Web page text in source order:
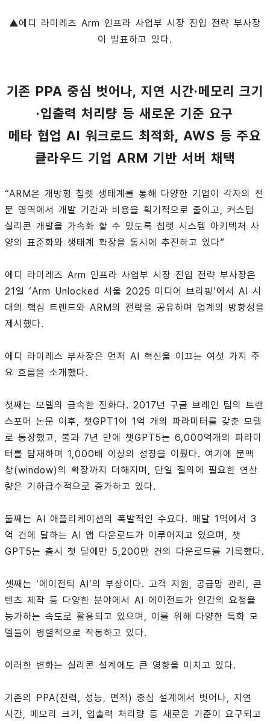
▲에디 라미레즈 Arm 인프라 사업부 시장 진입 전략 부사장
이 발표하고 있다.
기존 PPA 중심 벗어나, 지연 시간·메모리 크기
·입출력 처리량 등 새로운 기준 요구
메타 협업 AI 워크로드 최적화, AWS 등 주요
클라우드 기업 ARM 기반 서버 채택
“ARM은 개방형 칩렛 생태계를 통해 다양한 기업이 각자의 전
문 영역에서 개발 기간과 비용을 획기적으로 줄이고, 커스텀
실리콘 개발을 가속화 할 수 있도록 칩렛 시스템 아키텍처 사
양의 표준화와 생태계 확장을 통시에 추진하고 있다”
에디 라미레즈 Arm 인프라 사업부 시장 진입 전략 부사장은
21일 ‘Arm Unlocked 서울 2025 미디어 브리핑’에서 AI 시
대의 핵심 트렌드와 ARM의 전략을 공유하며 업계의 방향성을
제시했다.
에디 라미레스 부사장은 먼저 AI 혁신을 이끄는 여섯 가지 주
요 흐름을 소개했다.
첫째는 모델의 급속한 진화다. 2017년 구글 브레인 팀의 트랜
스포머 논문 이후, 챗GPT1이 1억 개의 파라미터를 갖춘 모델
로 등장했고, 불과 7년 만에 챗GPT5는 6,000억개의 파라미
터를 탑재하며 1,000배 이상의 성장을 이뤘다. 여기에 문맥
창(window)의 확장까지 더해지며, 단일 질의에 필요한 연산
량은 기하급수적으로 증가하고 있다.
둘째는 AI 애플리케이션의 폭발적인 수요다. 매달 1억에서 3
억 건에 달하는 AI 앱 다운로드가 이루어지고 있으며, 챗
GPT5는 출시 첫 달에만 5,200만 건의 다운로드를 기록했다.
셋째는 ‘에이전틱 AI’의 부상이다. 고객 지원, 공급망 관리, 콘
텐츠 제작 등 다양한 분야에서 AI 에이전트가 인간의 요청을
능가하는 속도로 활용되고 있으며, 이를 위해 다양한 특화 모
델들이 병렬적으로 작동하고 있다.
이러한 변화는 실리콘 설계에도 큰 영향을 미치고 있다.
기존의 PPA(전력, 성능, 면적) 중심 설계에서 벗어나, 지연
시간, 메모리 크기, 입출력 처리량 등 새로운 기준이 요구되고